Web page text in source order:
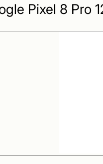
Pixel 8 Pro